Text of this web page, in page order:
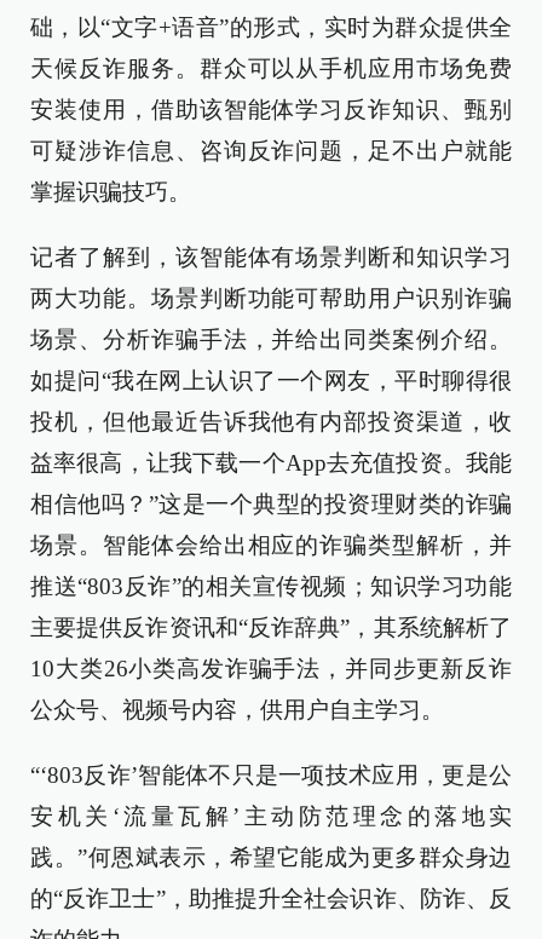
础，以“文字+语音”的形式，实时为群众提供全
天候反诈服务。群众可以从手机应用市场免费
安装使用，借助该智能体学习反诈知识、甄别
可疑涉诈信息、咨询反诈问题，足不出户就能
掌握识骗技巧。
记者了解到，该智能体有场景判断和知识学习
两大功能。场景判断功能可帮助用户识别诈骗
场景、分析诈骗手法，并给出同类案例介绍。
如提问“我在网上认识了一个网友，平时聊得很
投机，但他最近告诉我他有内部投资渠道，收
益率很高，让我下载一个App去充值投资。我能
相信他吗？”这是一个典型的投资理财类的诈骗
场景。智能体会给出相应的诈骗类型解析，并
推送“803反诈”的相关宣传视频；知识学习功能
主要提供反诈资讯和“反诈辞典”，其系统解析了
10大类26小类高发诈骗手法，并同步更新反诈
公众号、视频号内容，供用户自主学习。
“‘803反诈’智能体不只是一项技术应用，更是公
安机关‘流量瓦解’主动防范理念的落地实
践。”何恩斌表示，希望它能成为更多群众身边
的“反诈卫士”，助推提升全社会识诈、防诈、反